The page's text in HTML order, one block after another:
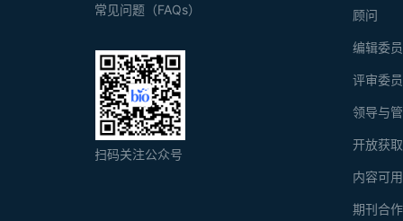
顾问
编辑委
评审委
领导与
开放获
内容可
期刊合
常见问题（FAQs）
扫码关注公众号